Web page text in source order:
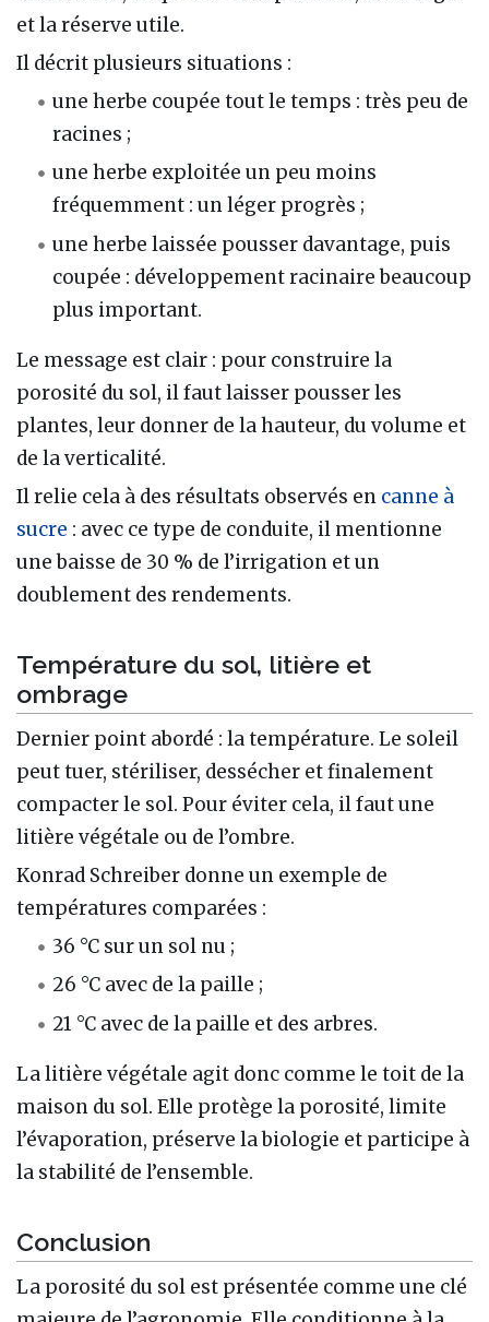
et la réserve utile.
Il décrit plusieurs situations :
une herbe coupée tout le temps : très peu de
racines ;
une herbe exploitée un peu moins
fréquemment : un léger progrès ;
une herbe laissée pousser davantage, puis
coupée : développement racinaire beaucoup
plus important.
Le message est clair : pour construire la
porosité du sol, il faut laisser pousser les
plantes, leur donner de la hauteur, du volume et
de la verticalité.
Il relie cela à des résultats observés en canne à
sucre : avec ce type de conduite, il mentionne
une baisse de 30 % de l’irrigation et un
doublement des rendements.
Température du sol, litière et
ombrage
Dernier point abordé : la température. Le soleil
peut tuer, stériliser, dessécher et finalement
compacter le sol. Pour éviter cela, il faut une
litière végétale ou de l’ombre.
Konrad Schreiber donne un exemple de
températures comparées :
36 °C sur un sol nu ;
26 °C avec de la paille ;
21 °C avec de la paille et des arbres.
La litière végétale agit donc comme le toit de la
maison du sol. Elle protège la porosité, limite
l’évaporation, préserve la biologie et participe à
la stabilité de l’ensemble.
Conclusion
La porosité du sol est présentée comme une clé